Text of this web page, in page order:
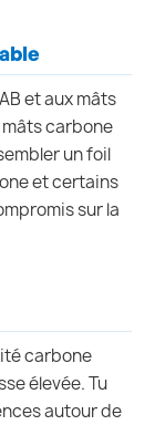
et aux mâts
mâts carbone
un foil
et certains
sur la
carbone
élevée. Tu
autour de